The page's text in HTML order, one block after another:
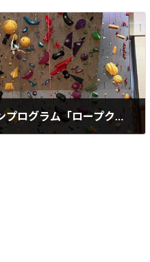
MMCSオプションプログラム「ロープクライミング体験会」活動報告